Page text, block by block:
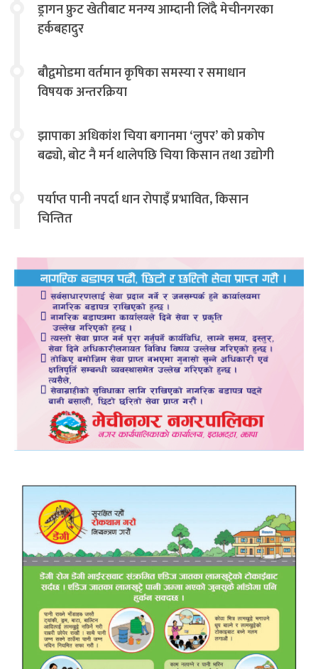
ड्रागन फ्रुट खेतीबाट मनग्य आम्दानी लिँदै मेचीनगरका
हर्कबहादुर
बौद्वमोडमा वर्तमान कृषिका समस्या र समाधान
विषयक अन्तरक्रिया
झापाका अधिकांश चिया बगानमा ‘लुपर’ को प्रकोप
बढ्यो, बोट नै मर्न थालेपछि चिया किसान तथा उद्योगी
पर्याप्त पानी नपर्दा धान रोपाइँ प्रभावित, किसान
चिन्तित